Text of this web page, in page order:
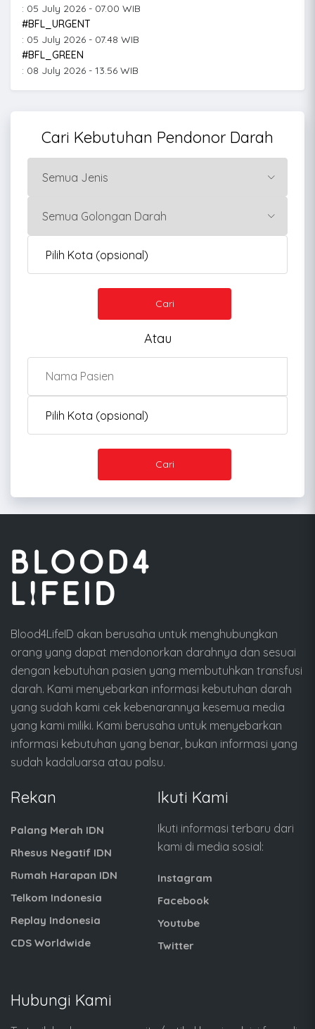
: 05 July 2026 - 07.00 WIB
#BFL_URGENT
: 05 July 2026 - 07.48 WIB
#BFL_GREEN
: 08 July 2026 - 13.56 WIB
Cari Kebutuhan Pendonor Darah
Cari
Atau
Cari
Blood4LifeID akan berusaha untuk menghubungkan
orang yang dapat mendonorkan darahnya dan sesuai
dengan kebutuhan pasien yang membutuhkan transfusi
darah. Kami menyebarkan informasi kebutuhan darah
yang sudah kami cek kebenarannya kesemua media
yang kami miliki. Kami berusaha untuk menyebarkan
informasi kebutuhan yang benar, bukan informasi yang
sudah kadaluarsa atau palsu.
Rekan
Palang Merah IDN
Rhesus Negatif IDN
Rumah Harapan IDN
Telkom Indonesia
Replay Indonesia
CDS Worldwide
Ikuti Kami
Ikuti informasi terbaru dari
kami di media sosial:
Instagram
Facebook
Youtube
Twitter
Hubungi Kami